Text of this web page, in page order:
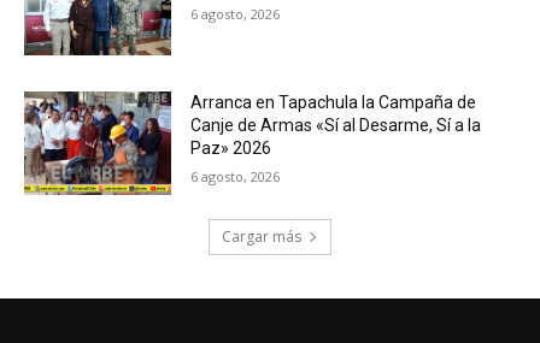
6 agosto, 2026
Arranca en Tapachula la Campaña de
Canje de Armas «Sí al Desarme, Sí a la
Paz» 2026
6 agosto, 2026
Cargar más